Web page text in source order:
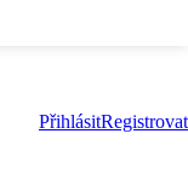
PřihlásitRegistrovat